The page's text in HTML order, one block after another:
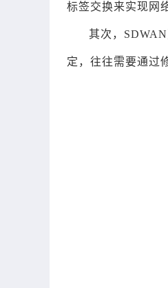
标签交换来实现网
其次，
定，往往需要通过